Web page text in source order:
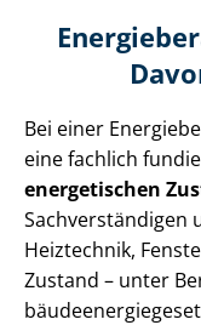
Bei einer
eine fachlich
energetischen
Sach­ver­stän­di­gen
Heiztechnik,
Zustand – unter